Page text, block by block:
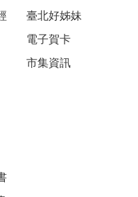
臺北好姊妹
電子賀卡
市集資訊